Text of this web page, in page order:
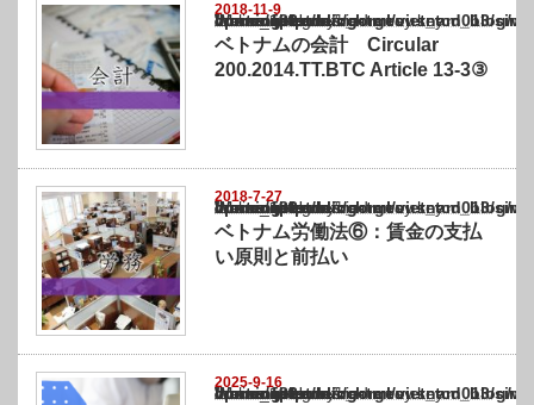
2018-11-9
Warning
: Undefined array key "show_category" in
/home/netst/kuno-cpa.co.jp/public_html/vietnam_blog/wp-content/themes/
on line183
ベトナムの会計 Circular
200.2014.TT.BTC Article 13-3③
2018-7-27
Warning
: Undefined array key "show_category" in
/home/netst/kuno-cpa.co.jp/public_html/vietnam_blog/wp-content/themes/
on line183
ベトナム労働法⑥：賃金の支払
い原則と前払い
2025-9-16
Warning
: Undefined array key "show_category" in
/home/netst/kuno-cpa.co.jp/public_html/vietnam_blog/wp-content/themes/
on line183